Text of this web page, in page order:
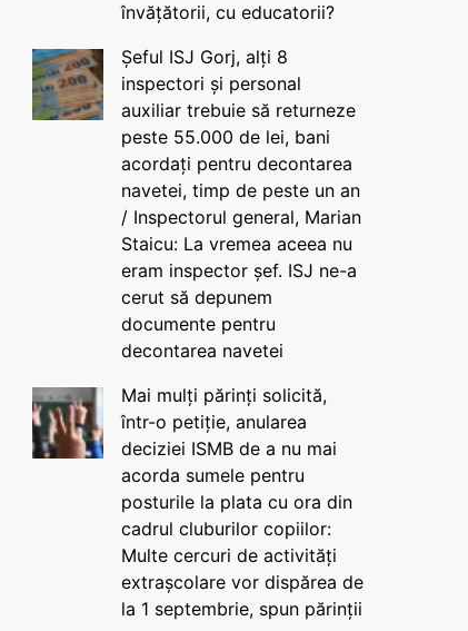
învățătorii, cu educatorii?
Șeful ISJ Gorj, alți 8
inspectori și personal
auxiliar trebuie să returneze
peste 55.000 de lei, bani
acordați pentru decontarea
navetei, timp de peste un an
/ Inspectorul general, Marian
Staicu: La vremea aceea nu
eram inspector șef. ISJ ne-a
cerut să depunem
documente pentru
decontarea navetei
Mai mulți părinți solicită,
într-o petiție, anularea
deciziei ISMB de a nu mai
acorda sumele pentru
posturile la plata cu ora din
cadrul cluburilor copiilor:
Multe cercuri de activități
extrașcolare vor dispărea de
la 1 septembrie, spun părinții